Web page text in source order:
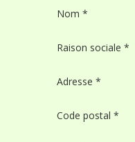
Nom *
Raison sociale *
Adresse *
Code postal *